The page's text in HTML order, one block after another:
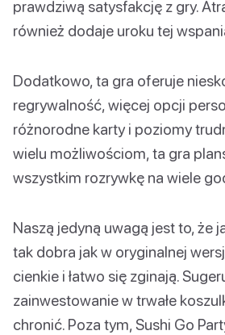
prawdziwą satysfakcję z gry.
również dodaje uroku tej
Dodatkowo, ta gra oferuje
regrywalność, więcej opcji
różnorodne karty i poziomy
wielu możliwościom, ta gra
wszystkim rozrywkę na wiele
Naszą jedyną uwagą jest to, że
tak dobra jak w oryginalnej
cienkie i łatwo się zginają.
zainwestowanie w trwałe
chronić. Poza tym, Sushi Go